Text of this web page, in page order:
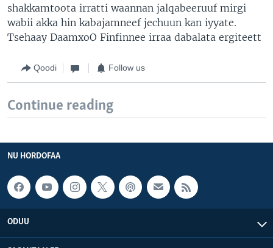
shakkamtoota irratti waannan jalqabeeruuf mirgi
wabii akka hin kabajamneef jechuun kan iyyate.
Tsehaay DaamxoO Finfinnee irraa dabalata ergiteett
Qoodi Follow us
Continue reading
NU HORDOFAA
ODUU